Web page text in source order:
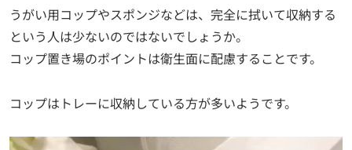
うがい用コップやスポンジなどは、完全に拭いて収納する
という人は少ないのではないでしょうか。
コップ置き場のポイントは衛生面に配慮することです。
コップはトレーに収納している方が多いようです。